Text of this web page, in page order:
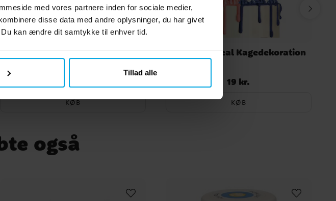
med vores partnere inden for sociale medier,
disse data med andre oplysninger, du har givet
kan ændre dit samtykke til enhver tid.
Tillad alle
Kagedekoration - Baby i blåt
med bamse 10 cm
KØB
Gender Reveal Kagedekoration
Pris: 19 kr.
19 kr.
KØB
også